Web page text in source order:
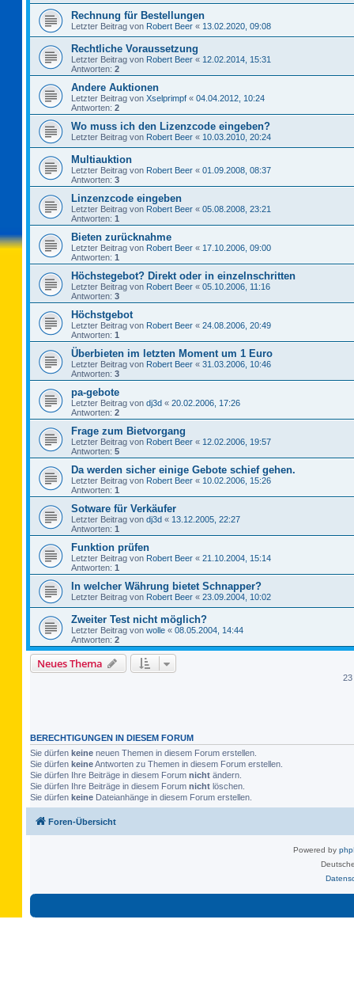
Rechnung für Bestellungen
Letzter Beitrag von Robert Beer « 13.02.2020, 09:08
Rechtliche Voraussetzung
Letzter Beitrag von Robert Beer « 12.02.2014, 15:31
Antworten: 2
Andere Auktionen
Letzter Beitrag von Xselprimpf « 04.04.2012, 10:24
Antworten: 2
Wo muss ich den Lizenzcode eingeben?
Letzter Beitrag von Robert Beer « 10.03.2010, 20:24
Multiauktion
Letzter Beitrag von Robert Beer « 01.09.2008, 08:37
Antworten: 3
Linzenzcode eingeben
Letzter Beitrag von Robert Beer « 05.08.2008, 23:21
Antworten: 1
Bieten zurücknahme
Letzter Beitrag von Robert Beer « 17.10.2006, 09:00
Antworten: 1
Höchstegebot? Direkt oder in einzelnschritten
Letzter Beitrag von Robert Beer « 05.10.2006, 11:16
Antworten: 3
Höchstgebot
Letzter Beitrag von Robert Beer « 24.08.2006, 20:49
Antworten: 1
Überbieten im letzten Moment um 1 Euro
Letzter Beitrag von Robert Beer « 31.03.2006, 10:46
Antworten: 3
pa-gebote
Letzter Beitrag von dj3d « 20.02.2006, 17:26
Antworten: 2
Frage zum Bietvorgang
Letzter Beitrag von Robert Beer « 12.02.2006, 19:57
Antworten: 5
Da werden sicher einige Gebote schief gehen.
Letzter Beitrag von Robert Beer « 10.02.2006, 15:26
Antworten: 1
Sotware für Verkäufer
Letzter Beitrag von dj3d « 13.12.2005, 22:27
Antworten: 1
Funktion prüfen
Letzter Beitrag von Robert Beer « 21.10.2004, 15:14
Antworten: 1
In welcher Währung bietet Schnapper?
Letzter Beitrag von Robert Beer « 23.09.2004, 10:02
Zweiter Test nicht möglich?
Letzter Beitrag von wolle « 08.05.2004, 14:44
Antworten: 2
Neues Thema
23
BERECHTIGUNGEN IN DIESEM FORUM
Sie dürfen keine neuen Themen in diesem Forum erstellen.
Sie dürfen keineAntworten zu Themen in diesem Forum erstellen.
Sie dürfen Ihre Beiträge in diesem Forum nicht ändern.
Sie dürfen Ihre Beiträge in diesem Forum nicht löschen.
Sie dürfen keine Dateianhänge in diesem Forum erstellen.
Foren-Übersicht
Powered by